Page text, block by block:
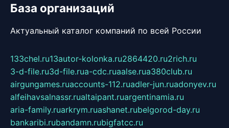
База организаций
Актуальный каталог компаний по всей России
133chel.ru13autor-kolonka.ru2864420.ru2rich.ru
3-d-file.ru3d-file.rua-cdc.ruaalse.rua380club.ru
airgungames.ruaccounts-112.ruadler-jun.ruadonyev.ru
alfeihavsalnassr.rualtaipant.ruargentinamia.ru
aria-family.ruarkrym.ruashanet.rubelgorod-day.ru
bankaribi.rubandamn.rubigfatcc.ru